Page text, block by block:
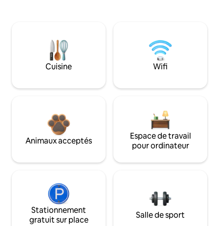
Cuisine Wifi
Animaux acceptés
Espace de travail
pour ordinateur
Stationnement
gratuit sur place
Salle de sport